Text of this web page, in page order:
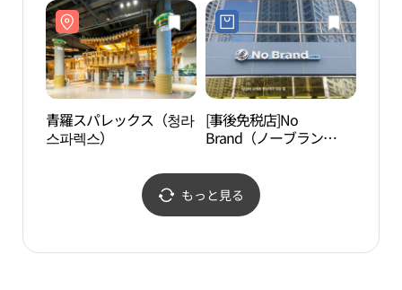
하이마트 롯데마트 청라
점)
青羅スパレックス（청라
스파렉스）
[事後免税店]No
Brand（ノーブラン
ナ（仁川青羅）店(노브
랜드 인천청라점)
もっと見る